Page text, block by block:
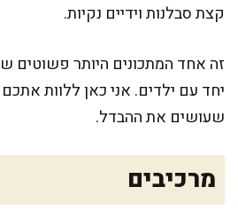
קצת סבלנות וידיים נקיות.
זה אחד המתכונים היותר פשוטים
יחד עם ילדים. אני כאן ללוות
שעושים את ההבדל.
מרכיבים